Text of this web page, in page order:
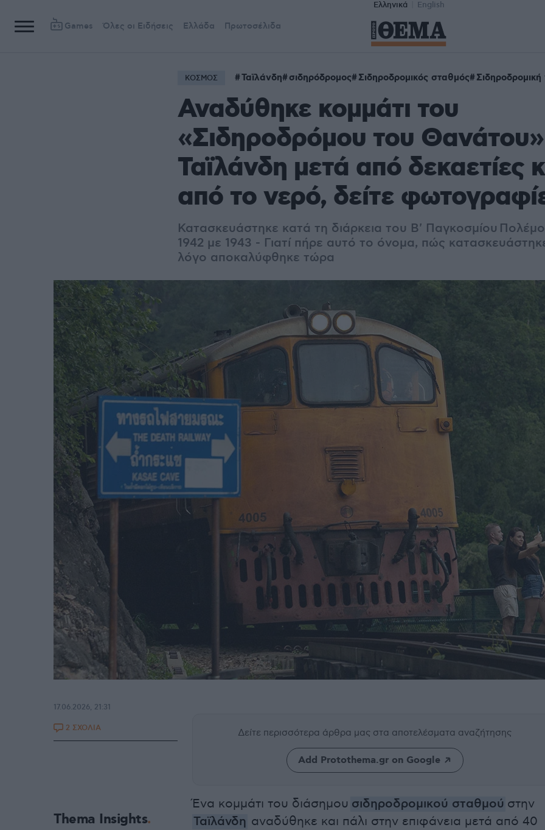
Ελληνικά English
Games Όλες οι Ειδήσεις Ελλάδα Πρωτοσέλιδα
ΚΟΣΜΟΣ Ταϊλάνδη σιδηρόδρομος Σιδηροδρομικός σταθμός
Αναδύθηκε κομμάτι του
«Σιδηροδρόμου του
Ταϊλάνδη μετά από δεκαετίες
από το νερό, δείτε
Κατασκευάστηκε κατά τη διάρκεια του Β' Παγκοσμίου
1942 με 1943 - Γιατί πήρε αυτό το όνομα, πώς
λόγο αποκαλύφθηκε τώρα
Δείτε περισσότερα άρθρα μας στα αποτελέσματα αναζήτησης
Add Protothema.gr on Google
Ένα κομμάτι του διάσημου σιδηροδρομικού σταθμού στην
Ταϊλάνδη αναδύθηκε και πάλι στην επιφάνεια μετά από 40
17.06.2026, 21:31
2 ΣΧΟΛΙΑ
Thema Insights